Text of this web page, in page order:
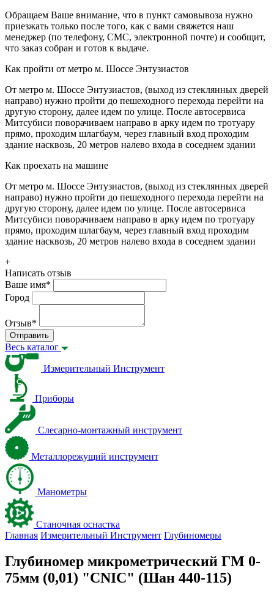
Обращаем Ваше внимание, что в пункт самовывоза нужно
приезжать только после того, как с вами свяжется наш
менеджер (по телефону, СМС, электронной почте) и сообщит,
что заказ собран и готов к выдаче.
Как пройти от метро м. Шоссе Энтузиастов
От метро м. Шоссе Энтузиастов, (выход из стеклянных дверей
направо) нужно пройти до пешеходного перехода перейти на
другую сторону, далее идем по улице. После автосервиса
Митсубиси поворачиваем направо в арку идем по тротуару
прямо, проходим шлагбаум, через главный вход проходим
здание насквозь, 20 метров налево входа в соседнем здании
Как проехать на машине
От метро м. Шоссе Энтузиастов, (выход из стеклянных дверей
направо) нужно пройти до пешеходного перехода перейти на
другую сторону, далее идем по улице. После автосервиса
Митсубиси поворачиваем направо в арку идем по тротуару
прямо, проходим шлагбаум, через главный вход проходим
здание насквозь, 20 метров налево входа в соседнем здании
+
Написать отзыв
Ваше имя*
Город
Отзыв*
Отправить
Весь каталог
Измерительный Инструмент
Приборы
Слесарно-монтажный инструмент
Металлорежущий инструмент
Манометры
Станочная оснастка
Главная Измерительный Инструмент Глубиномеры
Глубиномер микрометрический ГМ 0-
75мм (0,01) "CNIC" (Шан 440-115)